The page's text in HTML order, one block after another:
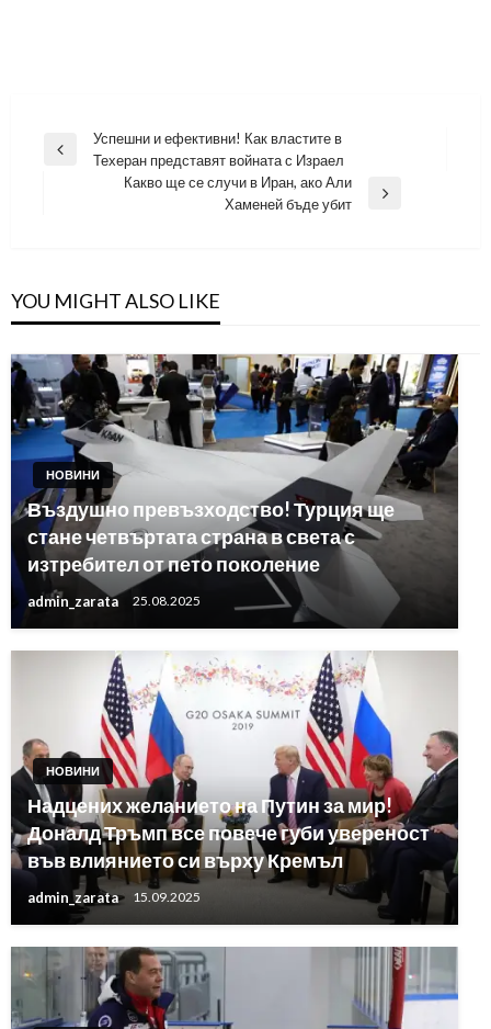
Навигация
Previous
Успешни и ефективни! Как властите в
Техеран представят войната с Израел
Какво ще се случи в Иран, ако Али
Хаменей бъде убит
YOU MIGHT ALSO LIKE
НОВИНИ
Въздушно превъзходство! Турция ще
стане четвъртата страна в света с
изтребител от пето поколение
admin_zarata 25.08.2025
НОВИНИ
Надцених желанието на Путин за мир!
Доналд Тръмп все повече губи увереност
във влиянието си върху Кремъл
admin_zarata 15.09.2025